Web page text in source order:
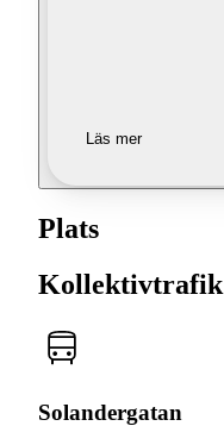
Läs mer
Plats
Kollektivtrafik
Solandergatan